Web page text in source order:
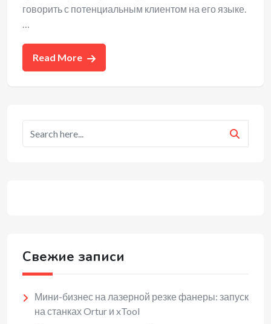
говорить с потенциальным клиентом на его языке.
…
Read More
Свежие записи
Мини-бизнес на лазерной резке фанеры: запуск
на станках Ortur и xTool